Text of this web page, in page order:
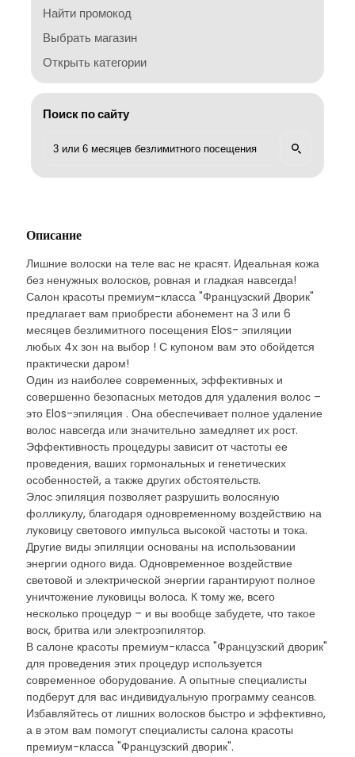
Найти промокод
Выбрать магазин
Открыть категории
Поиск по сайту
Описание
Лишние волоски на теле вас не красят. Идеальная кожа
без ненужных волосков, ровная и гладкая навсегда!
Салон красоты премиум-класса "Французский Дворик"
предлагает вам приобрести абонемент на 3 или 6
месяцев безлимитного посещения Elos- эпиляции
любых 4х зон на выбор ! С купоном вам это обойдется
практически даром!
Один из наиболее современных, эффективных и
совершенно безопасных методов для удаления волос –
это Elos-эпиляция . Она обеспечивает полное удаление
волос навсегда или значительно замедляет их рост.
Эффективность процедуры зависит от частоты ее
проведения, ваших гормональных и генетических
особенностей, а также других обстоятельств.
Элос эпиляция позволяет разрушить волосяную
фолликулу, благодаря одновременному воздействию на
луковицу светового импульса высокой частоты и тока.
Другие виды эпиляции основаны на использовании
энергии одного вида. Одновременное воздействие
световой и электрической энергии гарантируют полное
уничтожение луковицы волоса. К тому же, всего
несколько процедур – и вы вообще забудете, что такое
воск, бритва или электроэпилятор.
В салоне красоты премиум-класса "Французский дворик"
для проведения этих процедур используется
современное оборудование. А опытные специалисты
подберут для вас индивидуальную программу сеансов.
Избавляйтесь от лишних волосков быстро и эффективно,
а в этом вам помогут специалисты салона красоты
премиум-класса "Французский дворик".